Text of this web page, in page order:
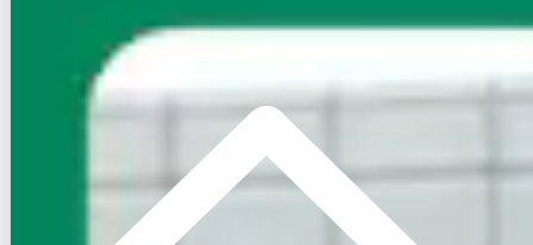
7.5 万円
管理費等：--
なし
なし
11階
24.46㎡
空室確認 無料 電話で問合せ